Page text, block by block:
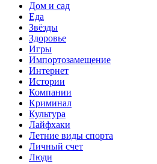
Дом и сад
Еда
Звёзды
Здоровье
Игры
Импортозамещение
Интернет
Истории
Компании
Криминал
Культура
Лайфхаки
Летние виды спорта
Личный счет
Люди